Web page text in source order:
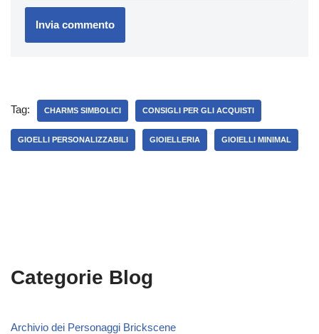
Tag: CHARMS SIMBOLICI CONSIGLI PER GLI ACQUISTI
GIOELLI PERSONALIZZABILI GIOIELLERIA GIOIELLI MINIMAL
Categorie Blog
Archivio dei Personaggi Brickscene